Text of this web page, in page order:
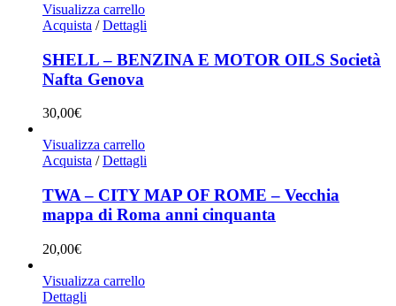
Visualizza carrello
Acquista / Dettagli
SHELL – BENZINA E MOTOR OILS Società
Nafta Genova
30,00€
Visualizza carrello
Acquista / Dettagli
TWA – CITY MAP OF ROME – Vecchia
mappa di Roma anni cinquanta
20,00€
Visualizza carrello
Dettagli